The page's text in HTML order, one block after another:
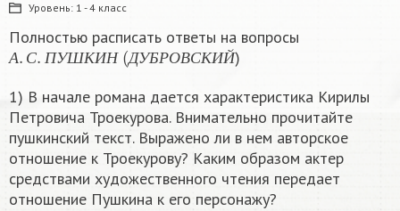
Уровень: 1 - 4 класс
Полностью расписать ответы на вопросы
А С П У Ш КИ Н
АС.ПУШКИН
ДУ Б Р О В С КИ Й
(ДУБРОВСКИЙ)
1) В начале романа дается характеристика Кирилы
Петровича Троекурова. Внимательно прочитайте
пушкинский текст. Выражено ли в нем авторское
отношение к Троекурову? Каким образом актер
средствами художественного чтения передает
отношение Пушкина к его персонажу?